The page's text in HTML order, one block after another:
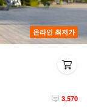
온라인 최저가
3,570